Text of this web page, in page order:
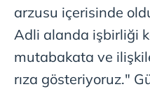
arzusu içerisinde
Adli alanda işbirliği
mutabakata ve
rıza gösteriyoruz."